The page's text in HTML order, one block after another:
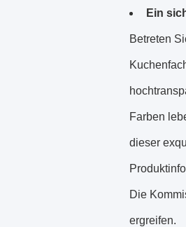
Ein
Betreten
Farben
dieser
Die
ergreifen.